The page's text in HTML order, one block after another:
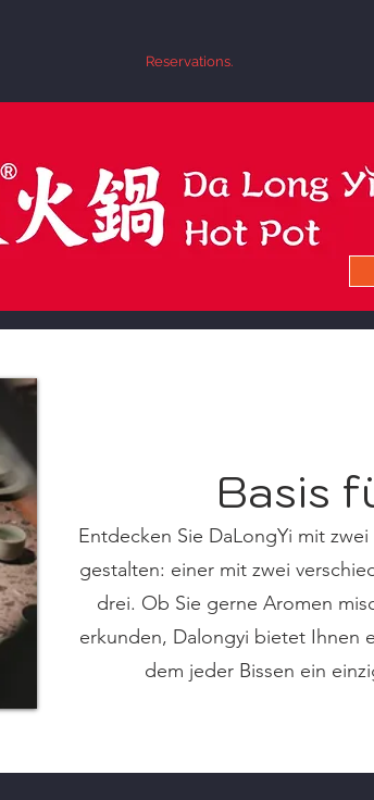
Reservations.
Basis
Entdecken Sie DaLongYi mit
gestalten: einer mit zwei
drei. Ob Sie gerne Aromen
erkunden, Dalongyi bietet Ihnen
dem jeder Bissen ein